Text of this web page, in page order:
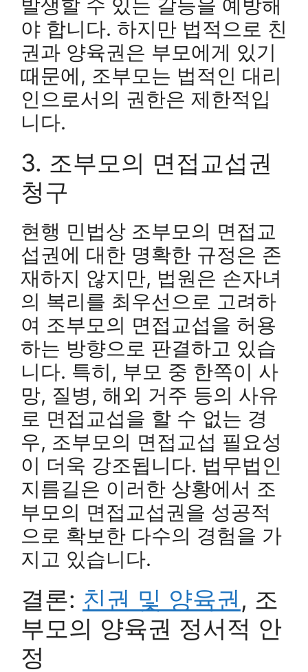
발생할 수 있는 갈등을 예방해
야 합니다. 하지만 법적으로 친
권과 양육권은 부모에게 있기
때문에, 조부모는 법적인 대리
인으로서의 권한은 제한적입
니다.
3. 조부모의 면접교섭권
청구
현행 민법상 조부모의 면접교
섭권에 대한 명확한 규정은 존
재하지 않지만, 법원은 손자녀
의 복리를 최우선으로 고려하
여 조부모의 면접교섭을 허용
하는 방향으로 판결하고 있습
니다. 특히, 부모 중 한쪽이 사
망, 질병, 해외 거주 등의 사유
로 면접교섭을 할 수 없는 경
우, 조부모의 면접교섭 필요성
이 더욱 강조됩니다. 법무법인
지름길은 이러한 상황에서 조
부모의 면접교섭권을 성공적
으로 확보한 다수의 경험을 가
지고 있습니다.
결론: 친권 및 양육권, 조
부모의 양육권 정서적 안
정